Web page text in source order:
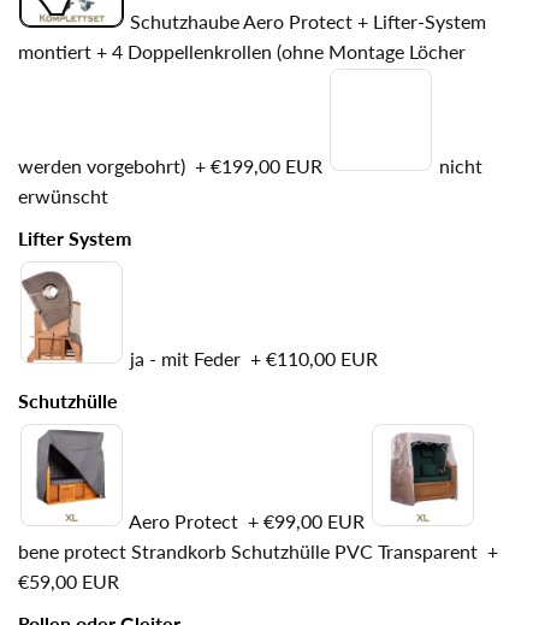
Schutzhaube Aero Protect + Lifter-System
montiert + 4 Doppellenkrollen (ohne Montage Löcher
werden vorgebohrt) + €199,00 EUR
nicht
erwünscht
Lifter System
ja - mit Feder + €110,00 EUR
Schutzhülle
Aero Protect + €99,00 EUR
bene protect Strandkorb Schutzhülle PVC Transparent +
€59,00 EUR